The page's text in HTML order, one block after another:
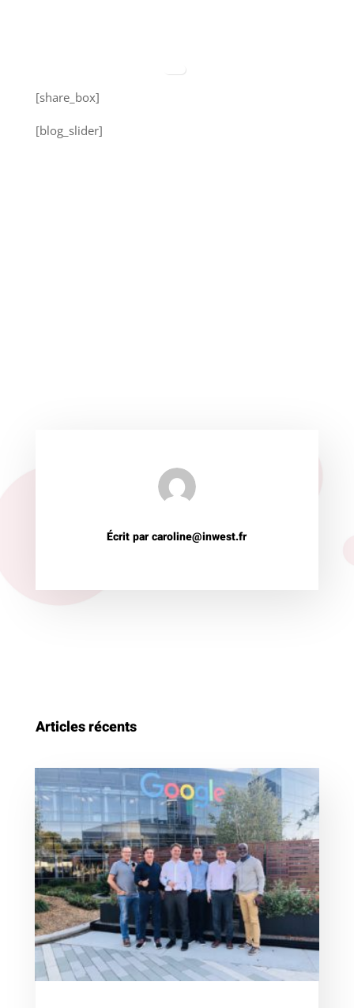
[share_box]
[blog_slider]
Écrit par caroline@inwest.fr
Articles récents